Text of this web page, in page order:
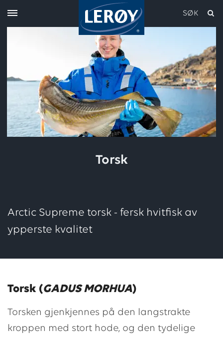
SØK
Torsk
Arctic Supreme torsk - fersk hvitfisk av
ypperste kvalitet
Torsk (GADUS MORHUA)
Torsken gjenkjennes på den langstrakte
kroppen med stort hode, og den tydelige